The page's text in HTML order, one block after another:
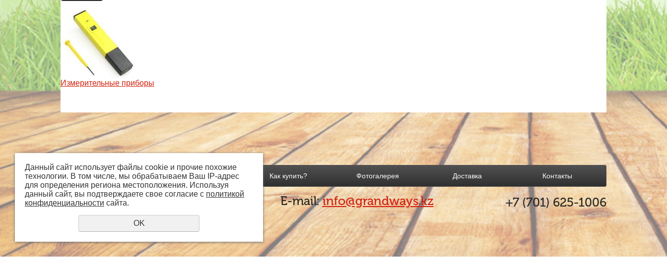
Измерительные приборы
Главная О компании Как купить? Фотогалерея Доставка Контакты
© 2018 - 2026 grandways E-mail:info@grandways.kz +7 (701)625-1006
Данный сайт использует файлы cookie и прочие похожие
технологии. В том числе, мы обрабатываем Ваш IP-адрес
для определения региона местоположения. Используя
данный сайт, вы подтверждаете свое согласие с политикой
конфиденциальности сайта.
OK